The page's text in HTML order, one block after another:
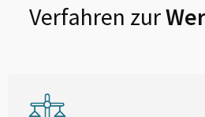
Verfahren zur